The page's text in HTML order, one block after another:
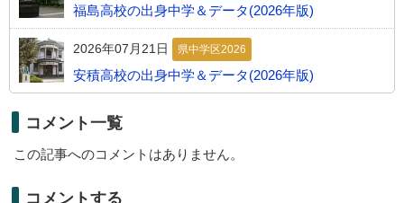
福島高校の出身中学＆データ(2026年版)
2026年07月21日 県中学区2026
安積高校の出身中学＆データ(2026年版)
コメント一覧
この記事へのコメントはありません。
コメントする